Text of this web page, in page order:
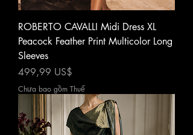
ROBERTO CAVALLI Midi Dress XL
Peacock Feather Print Multicolor Long
Sleeves
Giá
499,99 US$
Chưa bao gồm Thuế